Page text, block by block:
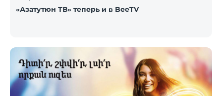
«Азатутюн ТВ» теперь и в BeeTV